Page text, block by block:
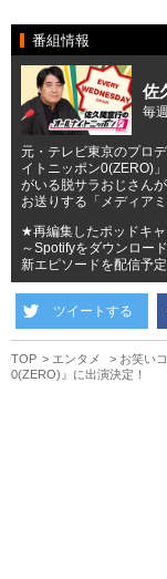
番組情報
佐
毎
元・テレビ東京のプロ
イトニッポン0(ZERO)
がいる脱サラおじさん
お送りする「メディア
★再編集したポッドキャ
～Spotifyをダウンロー
新エピソードを配信予定
ツイートする
TOP エンタメ
お笑い
0(ZERO)』に出演決定！